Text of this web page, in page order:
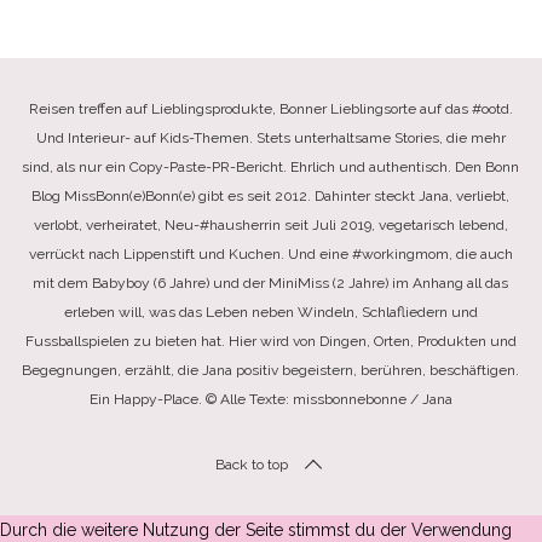
Reisen treffen auf Lieblingsprodukte, Bonner Lieblingsorte auf das #ootd.
Und Interieur- auf Kids-Themen. Stets unterhaltsame Stories, die mehr
sind, als nur ein Copy-Paste-PR-Bericht. Ehrlich und authentisch. Den Bonn
Blog MissBonn(e)Bonn(e) gibt es seit 2012. Dahinter steckt Jana, verliebt,
verlobt, verheiratet, Neu-#hausherrin seit Juli 2019, vegetarisch lebend,
verrückt nach Lippenstift und Kuchen. Und eine #workingmom, die auch
mit dem Babyboy (6 Jahre) und der MiniMiss (2 Jahre) im Anhang all das
erleben will, was das Leben neben Windeln, Schlafliedern und
Fussballspielen zu bieten hat. Hier wird von Dingen, Orten, Produkten und
Begegnungen, erzählt, die Jana positiv begeistern, berühren, beschäftigen.
Ein Happy-Place. © Alle Texte: missbonnebonne / Jana
Back to top
Durch die weitere Nutzung der Seite stimmst du der Verwendung